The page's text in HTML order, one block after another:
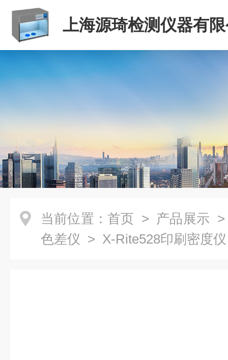
上海源琦检测仪器有
当前位置： 首页 > 产品展示
色差仪 > X-Rite528印刷密度仪